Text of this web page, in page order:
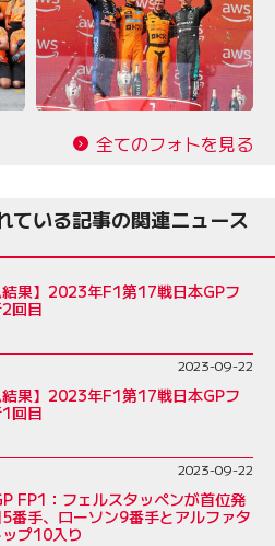
全てのフォトを見る
ている記事の関連ニュース
結果】2023年F1第17戦日本GPフ
回目
2023-09-22
結果】2023年F1第17戦日本GPフ
回目
2023-09-22
FP1：フェルスタッペンが首位発
番手、ローソン9番手とアルファタ
プ10入り